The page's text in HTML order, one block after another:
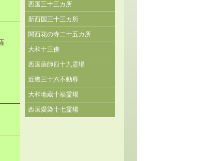
西国三十三カ所
新西国三十三カ所
関西花の寺二十五カ所
大和十三佛
西国薬師四十九霊場
近畿三十六不動尊
大和地蔵十福霊場
西国愛染十七霊場